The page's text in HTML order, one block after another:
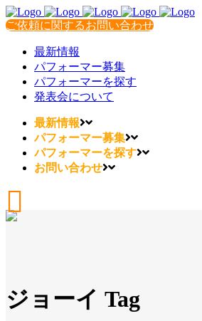
ご依頼に関するお問い合わせ
最新情報
パフォーマー募集
パフォーマーを探す
発表会について
最新情報
パフォーマー募集
パフォーマーを探す
お問い合わせ
ジョーイ Tag